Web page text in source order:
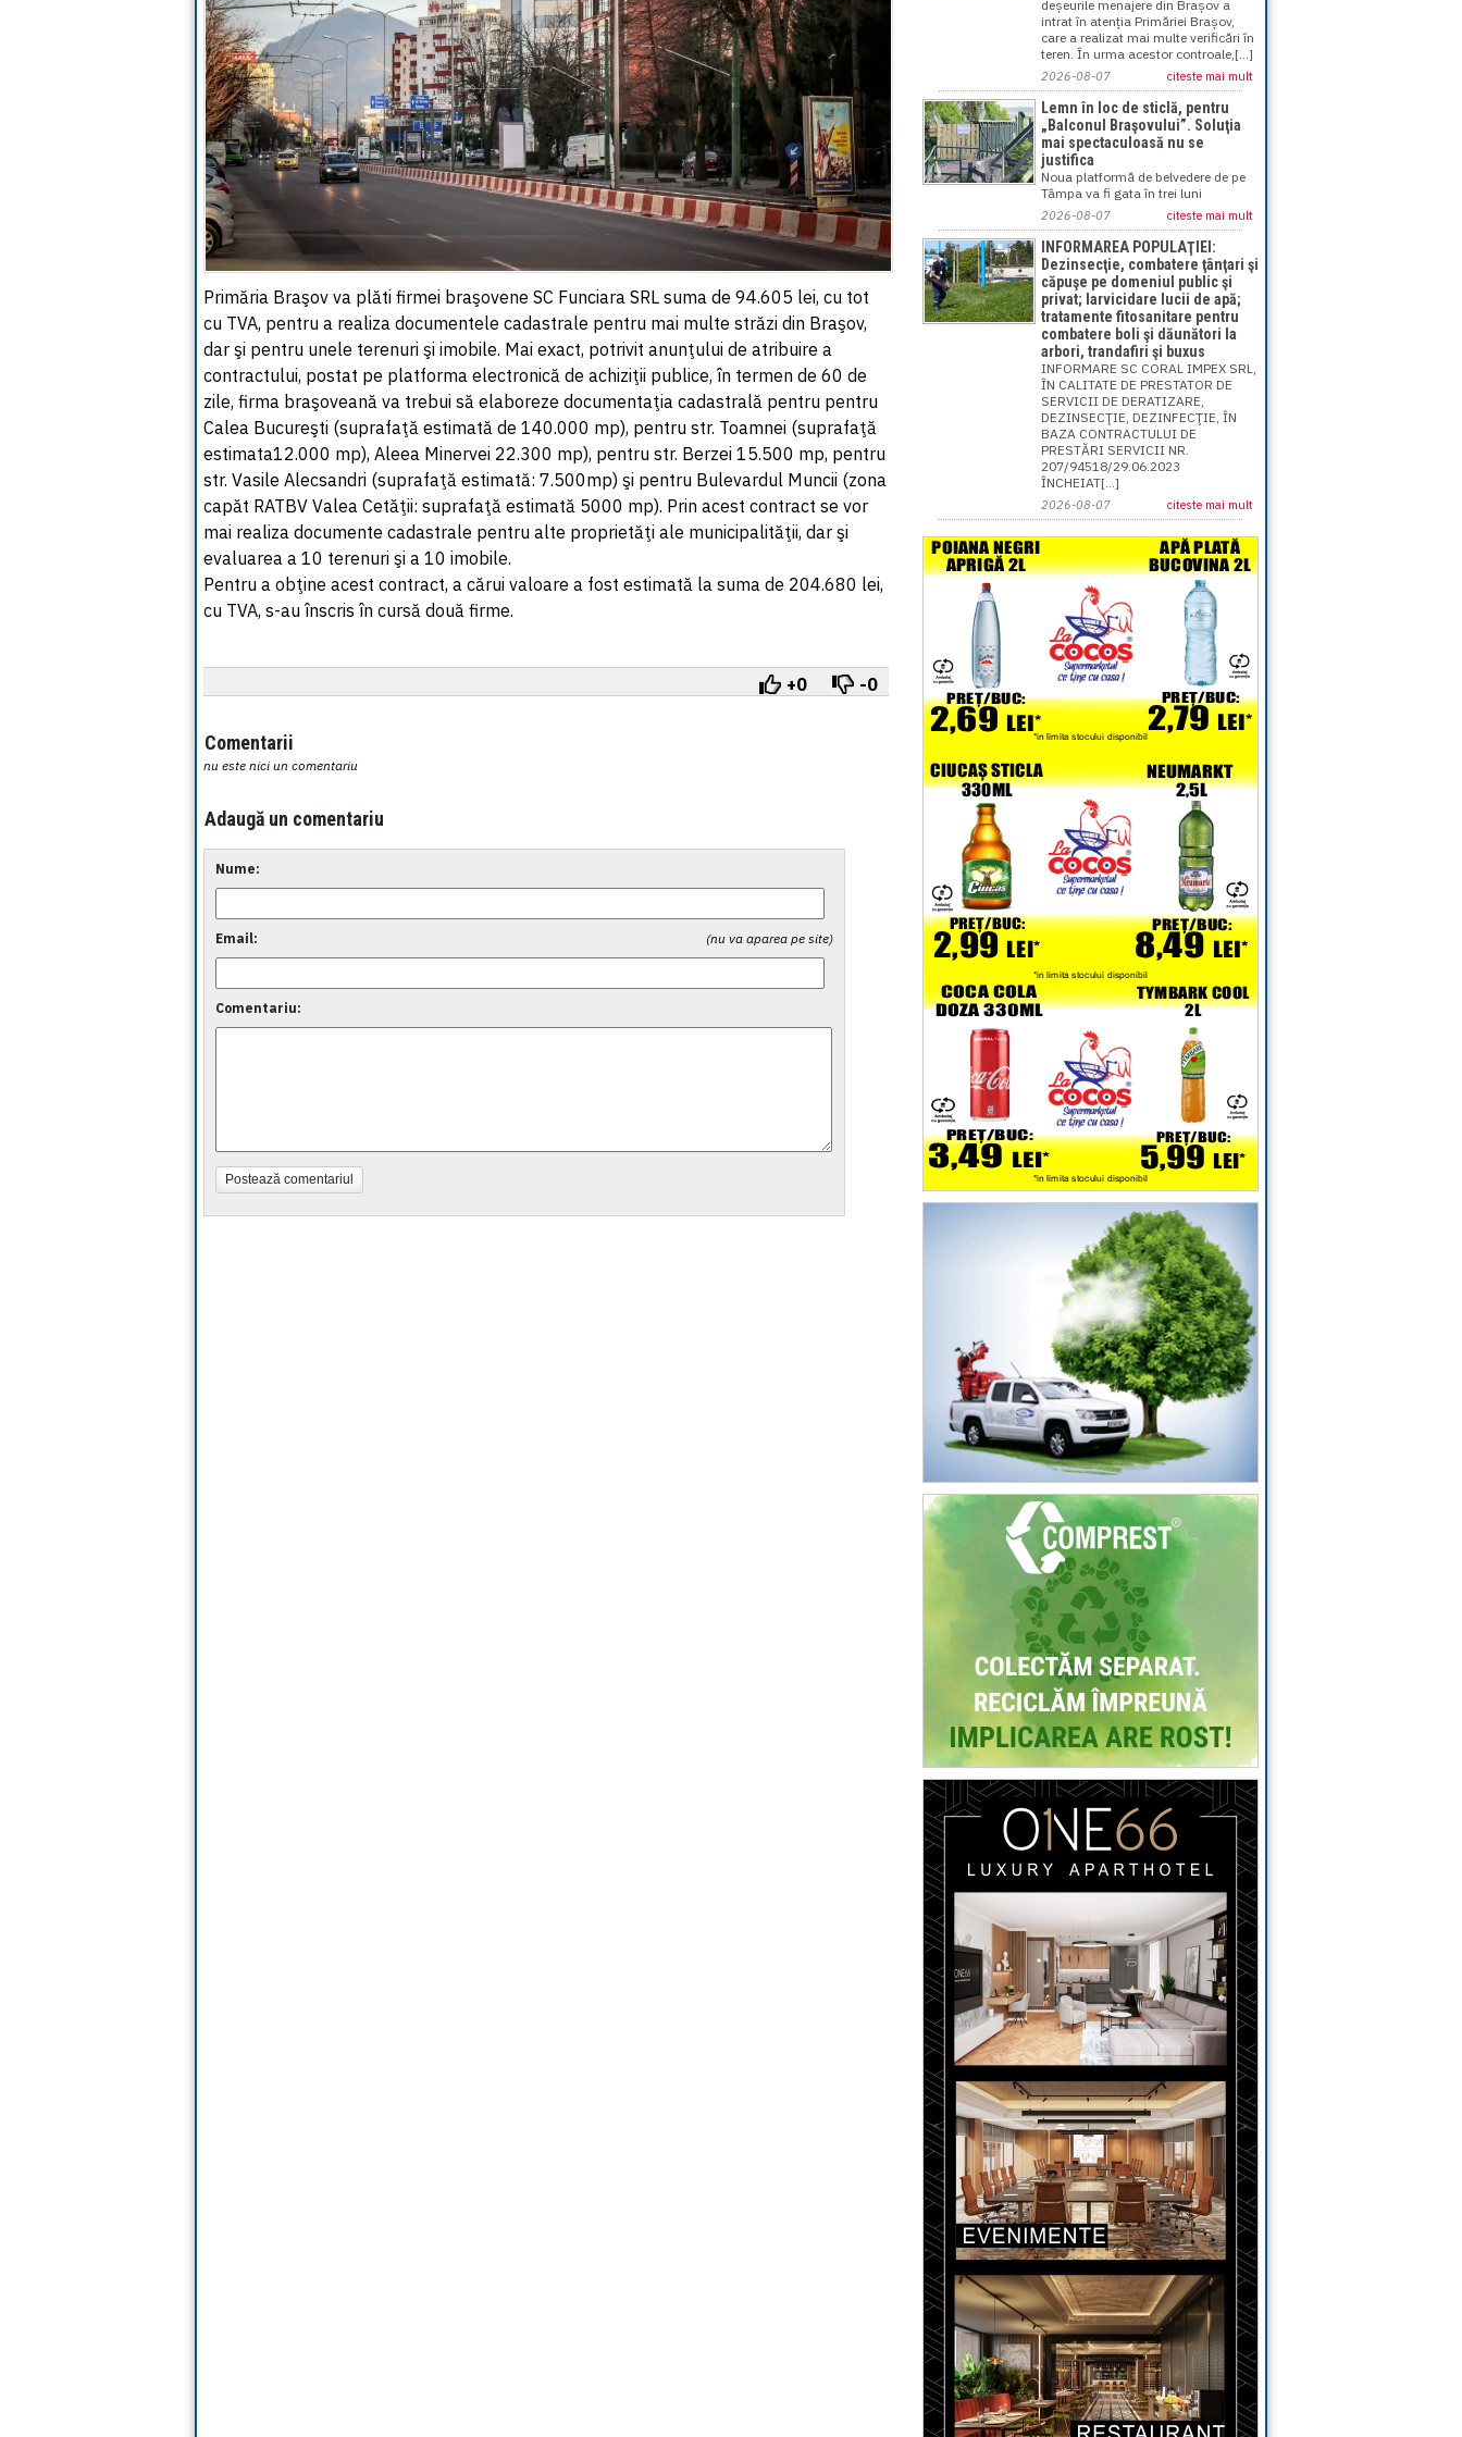
Primăria Braşov va plăti firmei braşovene SC Funciara SRL suma de 94.605 lei, cu tot
cu TVA, pentru a realiza documentele cadastrale pentru mai multe străzi din Braşov,
dar şi pentru unele terenuri şi imobile. Mai exact, potrivit anunţului de atribuire a
contractului, postat pe platforma electronică de achiziţii publice, în termen de 60 de
zile, firma braşoveană va trebui să elaboreze documentaţia cadastrală pentru pentru
Calea Bucureşti (suprafaţă estimată de 140.000 mp), pentru str. Toamnei (suprafaţă
estimata12.000 mp), Aleea Minervei 22.300 mp), pentru str. Berzei 15.500 mp, pentru
str. Vasile Alecsandri (suprafaţă estimată: 7.500mp) şi pentru Bulevardul Muncii (zona
capăt RATBV Valea Cetăţii: suprafaţă estimată 5000 mp). Prin acest contract se vor
mai realiza documente cadastrale pentru alte proprietăţi ale municipalităţii, dar şi
evaluarea a 10 terenuri şi a 10 imobile.
Pentru a obţine acest contract, a cărui valoare a fost estimată la suma de 204.680 lei,
cu TVA, s-au înscris în cursă două firme.
+0 -0
Comentarii
nu este nici un comentariu
Adaugă un comentariu
Nume:
(nu va aparea pe site)
Email:
Comentariu:
Postează comentariul
deșeurile menajere din Brașov a
intrat în atenția Primăriei Brașov,
care a realizat mai multe verificări în
teren. În urma acestor controale,[...]
2026-08-07 citeste mai mult
Lemn în loc de sticlă, pentru
„Balconul Braşovului”. Soluţia
mai spectaculoasă nu se
justifica
Noua platformă de belvedere de pe
Tâmpa va fi gata în trei luni
2026-08-07 citeste mai mult
INFORMAREA POPULAŢIEI:
Dezinsecţie, combatere ţânţari şi
căpuşe pe domeniul public şi
privat; larvicidare lucii de apă;
tratamente fitosanitare pentru
combatere boli şi dăunători la
arbori, trandafiri şi buxus
INFORMARE SC CORAL IMPEX SRL,
ÎN CALITATE DE PRESTATOR DE
SERVICII DE DERATIZARE,
DEZINSECŢIE, DEZINFECŢIE, ÎN
BAZA CONTRACTULUI DE
PRESTĂRI SERVICII NR.
207/94518/29.06.2023
ÎNCHEIAT[...]
2026-08-07 citeste mai mult